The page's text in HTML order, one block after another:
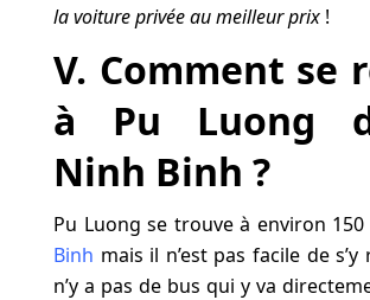
la voiture privée au meilleur prix !
V. Comment se
à Pu Luong
Ninh Binh ?
Pu Luong se trouve à environ
Binh mais il n’est pas facile de
n’y a pas de bus qui y va